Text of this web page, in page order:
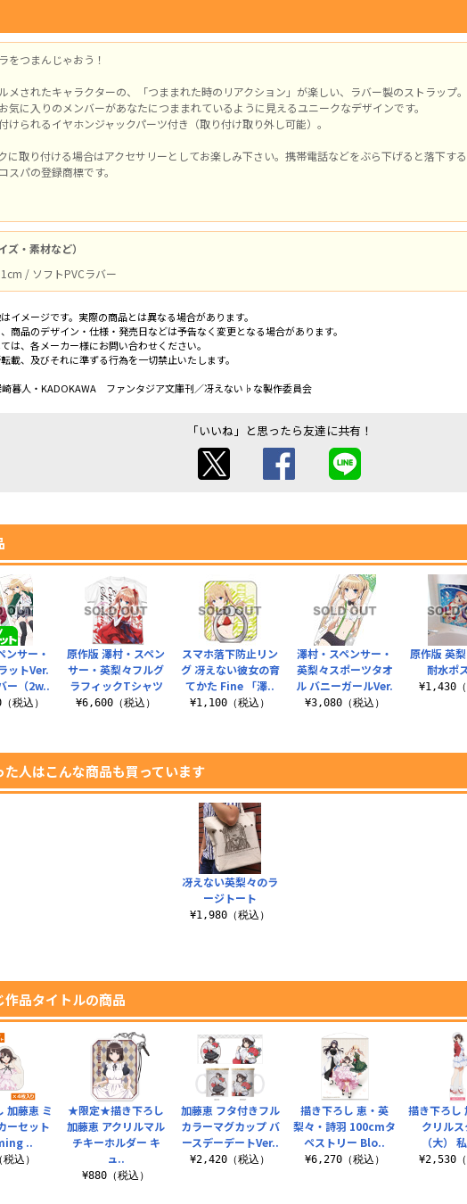
をつまんじゃおう！
メされたキャラクターの、「つままれた時のリアクション」が楽しい、ラバー製のストラップ。
気に入りのメンバーがあなたにつままれているように見えるユニークなデザインです。
けられるイヤホンジャックパーツ付き（取り付け取り外し可能）。
取り付ける場合はアクセサリーとしてお楽しみ下さい。携帯電話などをぶら下げると落下する
パの登録商標です。
ズ・素材など）
/ ソフトPVCラバー
イメージです。実際の商品とは異なる場合があります。
商品のデザイン・仕様・発売日などは予告なく変更となる場合があります。
は、各メーカー様にお問い合わせください。
載、及びそれに準ずる行為を一切禁止いたします。
暮人・KADOKAWA ファンタジア文庫刊／冴えない♭な製作委員会
「いいね」と思ったら友達に共有！
スマホ落下防止リン
グ 冴えない彼女の育
てかた Fine 「澤..
¥1,100（税込）
澤村・スペンサー・
英梨々スポーツタオ
ル バニーガールVer.
¥3,080（税込）
原作版 英
耐水ポ
¥1,430（
ンサー・
ットVer.
ー（2w..
税込）
原作版 澤村・スペン
サー・英梨々フルグ
ラフィックTシャツ
¥6,600（税込）
た人はこんな商品も買っています
冴えない英梨々のラ
ージトート
¥1,980（税込）
作品タイトルの商品
加藤恵 フタ付きフル
カラーマグカップ バ
ースデーデートVer..
¥2,420（税込）
描き下ろし 恵・英
梨々・詩羽 100cmタ
ペストリー Blo..
¥6,270（税込）
描き下ろし
クリル
（大）
¥2,530（
加藤恵 ミ
ーセット
..
込）
★限定★描き下ろし
加藤恵 アクリルマル
チキーホルダー キ
ュ..
¥880（税込）